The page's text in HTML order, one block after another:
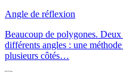
Angle de réflexion
Beaucoup de polygones.
différents angles : une
plusieurs côtés…